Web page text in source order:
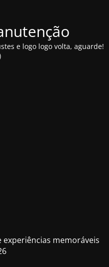
e logo logo volta, aguarde!
experiências memoráveis